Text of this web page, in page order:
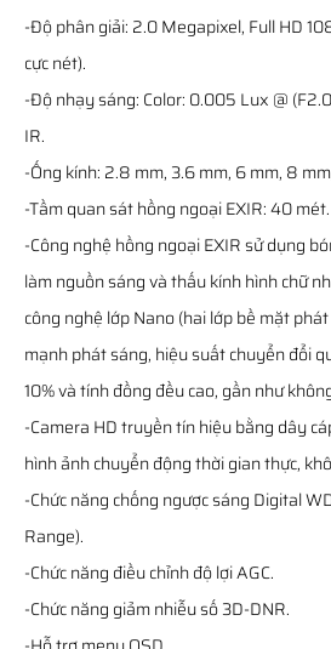
-Độ phân giải: 2.0 Megapixel, Full HD
cực nét).
-Độ nhạy sáng: Color: 0.005 Lux @
IR.
-Ống kính: 2.8 mm, 3.6 mm, 6 mm, 8
-Tầm quan sát hồng ngoại EXIR: 40 mét.
-Công nghệ hồng ngoại EXIR sử dụng
làm nguồn sáng và thấu kính hình chữ
công nghệ lớp Nano (hai lớp bề mặt
mạnh phát sáng, hiệu suất chuyển đổi
10% và tính đồng đều cao, gần như
-Camera HD truyền tín hiệu bằng dây
hình ảnh chuyển động thời gian thực,
-Chức năng chống ngược sáng Digital
Range).
-Chức năng điều chỉnh độ lợi AGC.
-Chức năng giảm nhiễu số 3D-DNR.